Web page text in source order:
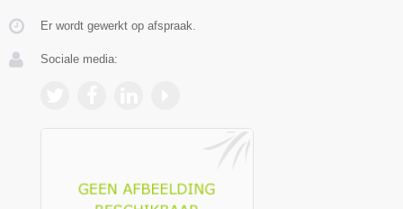
Er wordt gewerkt op afspraak.
Sociale media: